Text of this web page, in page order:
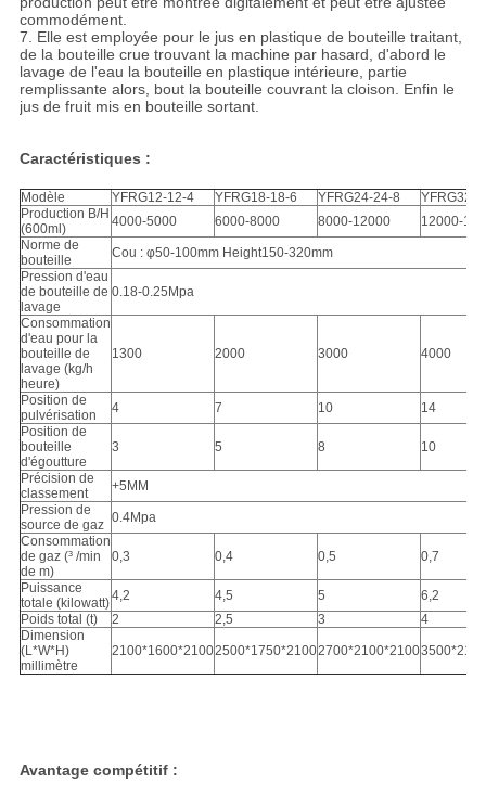
commodément.
7. Elle est employée pour le jus en plastique de bouteille traitant,
de la bouteille crue trouvant la machine par hasard, d'abord le
lavage de l'eau la bouteille en plastique intérieure, partie
remplissante alors, bout la bouteille couvrant la cloison. Enfin le
jus de fruit mis en bouteille sortant.
Caractéristiques :
Modèle YFRG12-12-4 YFRG18-18-6 YFRG24-24-8
YFRG32-
Production B/H
(600ml)
4000-5000 6000-8000 8000-12000
12000-
Norme de
bouteille
Cou : φ50-100mm Height150-320mm
Pression d'eau
de bouteille de
lavage
0.18-0.25Mpa
Consommation
d'eau pour la
bouteille de
lavage (kg/h
heure)
1300 2000 3000 4000
Position de
pulvérisation
4 7 10
14
Position de
bouteille
d'égoutture
3 5 8 10
Précision de
classement
+5MM
Pression de
source de gaz 0.4Mpa
Consommation
de gaz (³ /min
de m)
0,3 0,4 0,5 0,7
Puissance
totale (kilowatt)4,2 4,5 5
6,2
Poids total (t)
2 2,5 3
4
Dimension
(L*W*H)
millimètre
2100*1600*21002500*1750*21002700*2100*2100
Avantage compétitif :